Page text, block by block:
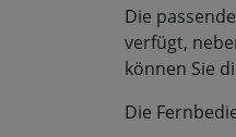
Die
verfügt,
können Sie
Die